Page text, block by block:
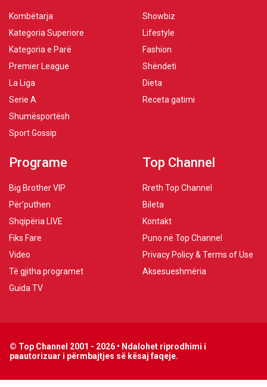
Kombëtarja
Kategoria Superiore
Kategoria e Parë
Premier League
La Liga
Serie A
Shumësportësh
Sport Gossip
Showbiz
Lifestyle
Fashion
Shëndeti
Dieta
Receta gatimi
Programe
Big Brother VIP
Për’puthen
Shqipëria LIVE
Fiks Fare
Video
Të gjitha programet
Guida TV
Top Channel
Rreth Top Channel
Bileta
Kontakt
Puno në Top Channel
Privacy Policy & Terms of Use
Aksesueshmëria
© Top Channel 2001 - 2026 • Ndalohet riprodhimi i
paautorizuar i përmbajtjes së kësaj faqeje.